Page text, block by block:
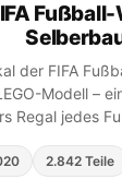
der FIFA
Modell –
Regal jedes
2.842 Teile